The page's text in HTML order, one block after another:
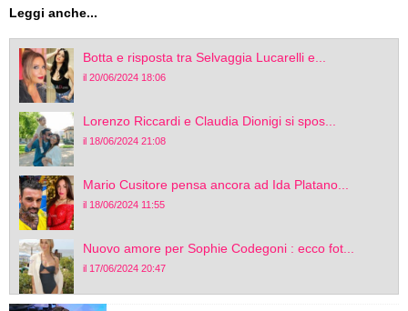
Leggi anche...
Botta e risposta tra Selvaggia Lucarelli e...
il 20/06/2024 18:06
Lorenzo Riccardi e Claudia Dionigi si spos...
il 18/06/2024 21:08
Mario Cusitore pensa ancora ad Ida Platano...
il 18/06/2024 11:55
Nuovo amore per Sophie Codegoni : ecco fot...
il 17/06/2024 20:47